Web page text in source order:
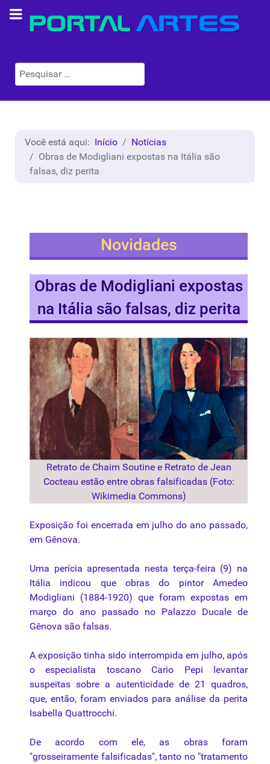
Pesquisar
Você está aqui: Início
Notícias
Obras de Modigliani expostas na Itália são
falsas, diz perita
Novidades
Obras de Modigliani expostas
na Itália são falsas, diz perita
Retrato de Chaim Soutine e Retrato de Jean
Cocteau estão entre obras falsificadas (Foto:
Wikimedia Commons)
Exposição foi encerrada em julho do ano passado,
em Gênova.
Uma perícia apresentada nesta terça-feira (9) na
Itália indicou que obras do pintor Amedeo
Modigliani (1884-1920) que foram expostas em
março do ano passado no Palazzo Ducale de
Gênova são falsas.
A exposição tinha sido interrompida em julho, após
o especialista toscano Cario Pepi levantar
suspeitas sobre a autenticidade de 21 quadros,
que, então, foram enviados para análise da perita
Isabella Quattrocchi.
De acordo com ele, as obras foram
"grosseiramente falsificadas", tanto no "tratamento